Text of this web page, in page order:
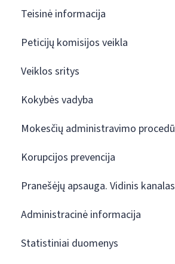
Teisinė informacija
Peticijų komisijos veikla
Veiklos sritys
Kokybės vadyba
Mokesčių administravimo
Korupcijos prevencija
Pranešėjų apsauga. Vidinis kanalas
Administracinė informacija
Statistiniai duomenys